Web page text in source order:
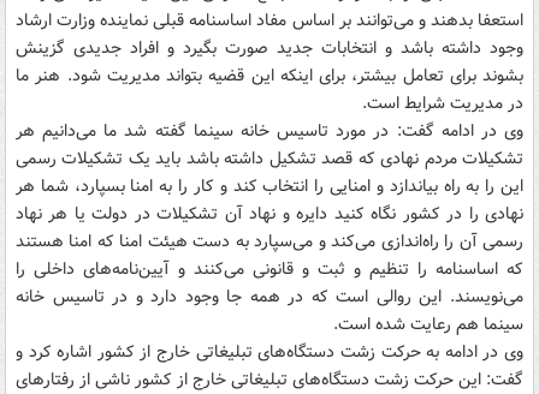
استعفا بدهند و می‌توانند بر اساس مفاد اساسنامه قبلی نماینده وزارت ارشاد
وجود داشته باشد و انتخابات جدید صورت بگیرد و افراد جدیدی گزینش
بشوند برای تعامل بیشتر، برای اینکه این قضیه بتواند مدیریت شود. هنر ما
در مدیریت شرایط است.
وی در ادامه گفت: در مورد تاسیس خانه سینما گفته شد ما می‌دانیم هر
تشکیلات مردم نهادی که قصد تشکیل داشته باشد باید یک تشکیلات رسمی
این را به راه بیاندازد و امنایی را انتخاب کند و کار را به امنا بسپارد، شما هر
نهادی را در کشور نگاه کنید دایره و نهاد آن تشکیلات در دولت یا هر نهاد
رسمی آن را راه‌اندازی می‌کند و می‌سپارد به دست هیئت امنا که امنا هستند
که اساسنامه را تنظیم و ثبت و قانونی می‌کنند و آیین‌نامه‌ها‌ی داخلی را
می‌نویسند. این روالی است که در همه جا وجود دارد و در تاسیس خانه
سینما هم ‌رعایت شده است.
وی در ادامه به حرکت زشت دستگاه‌های تبلیغاتی خارج از کشور اشاره کرد و
گفت: این حرکت زشت دستگاه‌های تبلیغاتی خارج از کشور ناشی از رفتارهای